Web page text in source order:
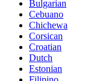
Bulgarian
Cebuano
Chichewa
Corsican
Croatian
Dutch
Estonian